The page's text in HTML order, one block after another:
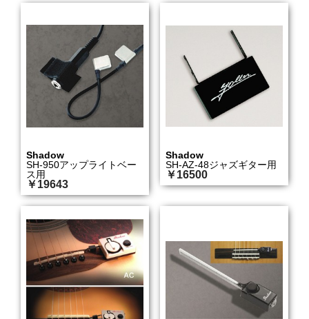
Shadow
SH-950アップライトベー
ス用
￥19643
Shadow
SH-AZ-48ジャズギター用
￥16500